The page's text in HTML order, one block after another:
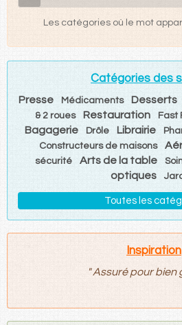
Les catégories où le mot
Catégories des
Presse Médicaments Desserts
& 2 roues
Restauration Fast
Bagagerie Drôle Librairie
Constructeurs de maisons
sécurité
Arts de la table
optiques
Toutes les
Inspiration
" Assuré pour bien